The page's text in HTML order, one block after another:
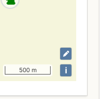
500 m i